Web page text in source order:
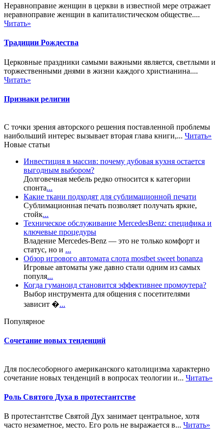
Неравноправие женщин в церкви в известной мере отражает
неравноправие женщин в капиталистическом обществе....
Читать»
Традиции Рождества
Церковные праздники самыми важными является, светлыми и
торжественными днями в жизни каждого христианина....
Читать»
Признаки религии
С точки зрения авторского решения поставленной проблемы
наибольший интерес вызывает вторая глава книги,... Читать»
Новые статьи
Инвестиция в массив: почему дубовая кухня остается
выгодным выбором?
Долговечная мебель редко относится к категории
спонта...
Какие ткани подходят для сублимационной печати
Сублимационная печать позволяет получать яркие,
стойк...
Техническое обслуживание MercedesBenz: специфика и
ключевые процедуры
Владение Mercedes-Benz — это не только комфорт и
статус, но и ...
Обзор игрового автомата слота mostbet sweet bonanza
Игровые автоматы уже давно стали одним из самых
популя...
Когда гуманоид становится эффективнее промоутера?
Выбор инструмента для общения с посетителями
зависит �...
Популярное
Сочетание новых тенденций
Для послесоборного американского католицизма характерно
сочетание новых тенденций в вопросах теологии и... Читать»
Роль Святого Духа в протестантстве
В протестантстве Святой Дух занимает центральное, хотя
часто незаметное, место. Его роль не выражается в... Читать»